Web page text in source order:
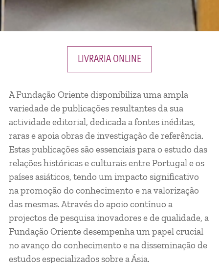
LIVRARIA ONLINE
A Fundação Oriente disponibiliza uma ampla
variedade de publicações resultantes da sua
actividade editorial, dedicada a fontes inéditas,
raras e apoia obras de investigação de referência.
Estas publicações são essenciais para o estudo das
relações históricas e culturais entre Portugal e os
países asiáticos, tendo um impacto significativo
na promoção do conhecimento e na valorização
das mesmas. Através do apoio contínuo a
projectos de pesquisa inovadores e de qualidade, a
Fundação Oriente desempenha um papel crucial
no avanço do conhecimento e na disseminação de
estudos especializados sobre a Ásia.